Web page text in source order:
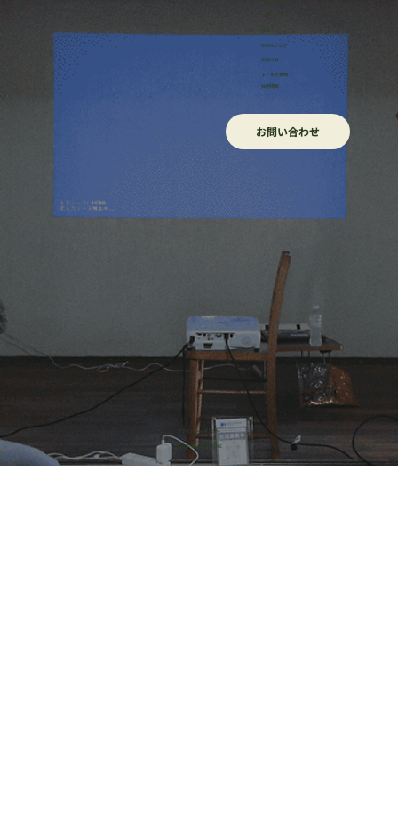
ほねろぐ
HONEブログ
​お知らせ
よくある質問
採用情報
お問い合わせ
​プライバシーポリシー
© 2026 株式会社HONE